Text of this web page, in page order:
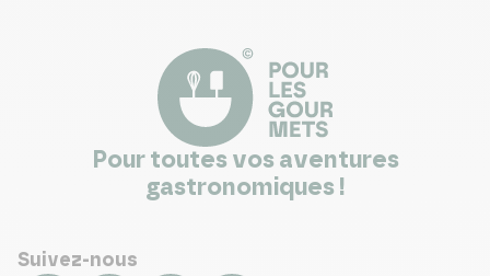
Pour toutes vos aventures
gastronomiques !
Suivez-nous